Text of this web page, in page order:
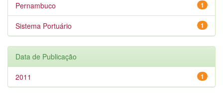
1
Pernambuco
1
Sistema Portuário
Data de Publicação
1
2011